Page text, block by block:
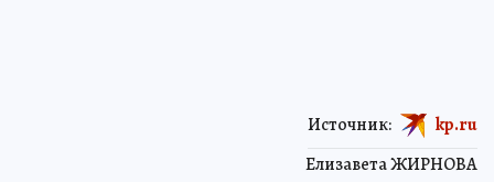
Елизавета ЖИРНОВА
Источник: kp.ru